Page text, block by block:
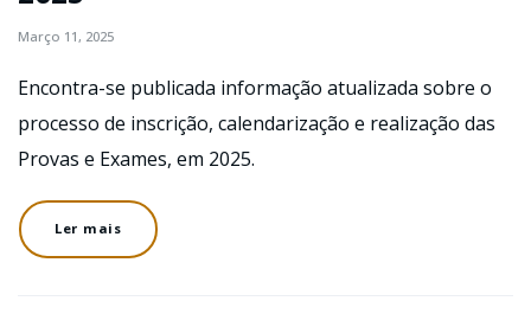
Março 11, 2025
Encontra-se publicada informação atualizada sobre o
processo de inscrição, calendarização e realização das
Provas e Exames, em 2025.
Ler mais